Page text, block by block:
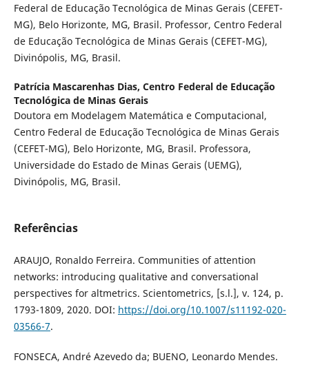
Federal de Educação Tecnológica de Minas Gerais (CEFET-
MG), Belo Horizonte, MG, Brasil. Professor, Centro Federal
de Educação Tecnológica de Minas Gerais (CEFET-MG),
Divinópolis, MG, Brasil.
Patrícia Mascarenhas Dias, Centro Federal de Educação
Tecnológica de Minas Gerais
Doutora em Modelagem Matemática e Computacional,
Centro Federal de Educação Tecnológica de Minas Gerais
(CEFET-MG), Belo Horizonte, MG, Brasil. Professora,
Universidade do Estado de Minas Gerais (UEMG),
Divinópolis, MG, Brasil.
Referências
ARAUJO, Ronaldo Ferreira. Communities of attention
networks: introducing qualitative and conversational
perspectives for altmetrics. Scientometrics, [s.l.], v. 124, p.
1793-1809, 2020. DOI: https://doi.org/10.1007/s11192-020-
03566-7.
FONSECA, André Azevedo da; BUENO, Leonardo Mendes.